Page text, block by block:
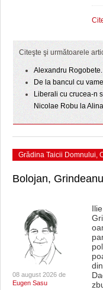
HARTA
LICEE, ŞCOLI ŞI
SFATUL
Citeşte şi următoarele
Alexandru
De la bancul cu
Liberali cu crucea-n
Nicolae Robu la
Grădina Taicii Domnului,
Bolojan,
08 august 2026 de
Eugen Sasu